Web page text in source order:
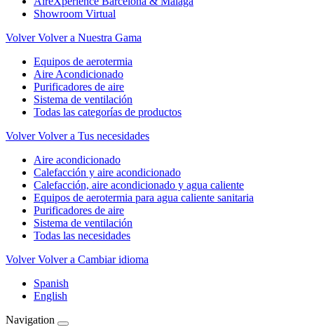
Showroom Virtual
Volver Volver a Nuestra Gama
Equipos de aerotermia
Aire Acondicionado
Purificadores de aire
Sistema de ventilación
Todas las categorías de productos
Volver Volver a Tus necesidades
Aire acondicionado
Calefacción y aire acondicionado
Calefacción, aire acondicionado y agua caliente
Equipos de aerotermia para agua caliente sanitaria
Purificadores de aire
Sistema de ventilación
Todas las necesidades
Volver Volver a Cambiar idioma
Spanish
English
Navigation